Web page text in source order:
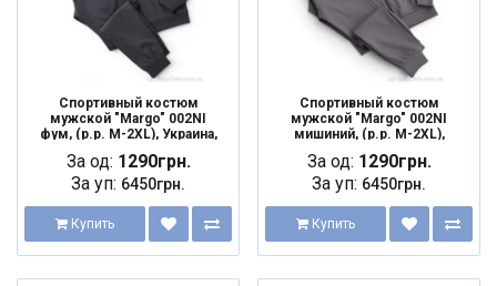
Спортивный костюм
мужской "Margo" 002NI
фум, (р.р. M-2XL), Украина,
За од: 1290грн.
За уп: 6450грн.
Купить
Спортивный костюм
мужской "Margo" 002NI
мишиний, (р.р. M-2XL),
За од: 1290грн.
За уп: 6450грн.
Купить